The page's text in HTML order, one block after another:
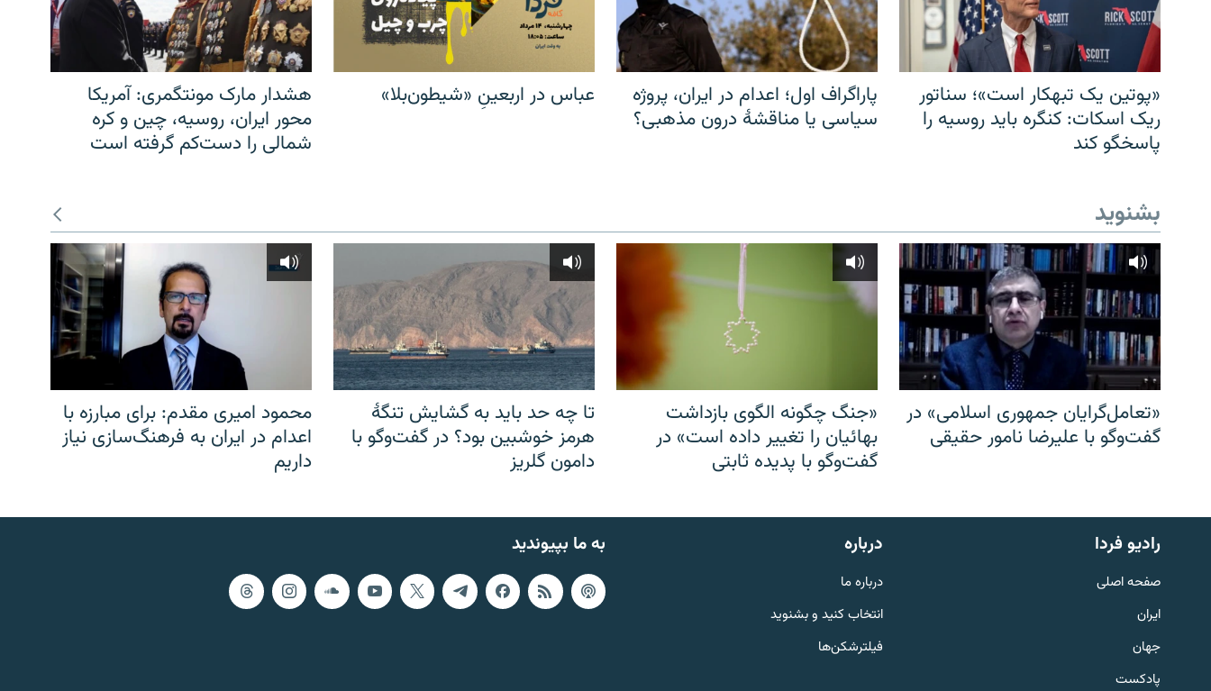
English
به ما بپیوندید
«پوتین یک تبهکار است»؛ سناتور
ریک اسکات: کنگره باید روسیه را
پاسخگو کند
پاراگراف اول؛ اعدام در ایران، پروژه
سیاسی یا مناقشهٔ درون مذهبی؟
عباس در اربعینِ «شیطون‌بلا»
هشدار مارک مونتگمری: آمریکا
محور ایران، روسیه، چین و کره
شمالی را دست‌کم گرفته است
بشنوید
«تعامل‌گرایان جمهوری اسلامی» در
گفت‌وگو با علیرضا نامور حقیقی
«جنگ چگونه الگوی بازداشت
بهائیان را تغییر داده است» در
گفت‌وگو با پدیده ثابتی
تا چه حد باید به گشایش تنگهٔ
هرمز خوشبین بود؟ در گفت‌وگو با
دامون گلریز
محمود امیری مقدم: برای مبارزه با
اعدام در ایران به فرهنگ‌سازی نیاز
داریم
به ما بپیوندید رادیو فردا
صفحه اصلی
ایران
جهان
پادکست
درباره
درباره ما
انتخاب کنید و بشنوید
فیلترشکن‌ها